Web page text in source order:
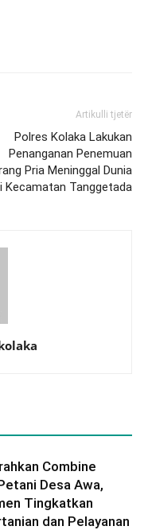
Artikulli tjetër
Polres Kolaka Lakukan
Penanganan Penemuan
Pria Meninggal Dunia
Kecamatan Tanggetada
Combine
Desa Awa,
Tingkatkan
dan Pelayanan